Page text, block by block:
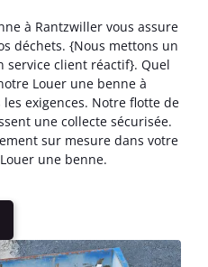
à Rantzwiller vous assure
déchets. {Nous mettons un
service client réactif}. Quel
Louer une benne à
exigences. Notre flotte de
une collecte sécurisée.
sur mesure dans votre
une benne.